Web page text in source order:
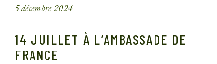
5 décembre 2024
14 JUILLET À L’AMBASSADE DE
FRANCE